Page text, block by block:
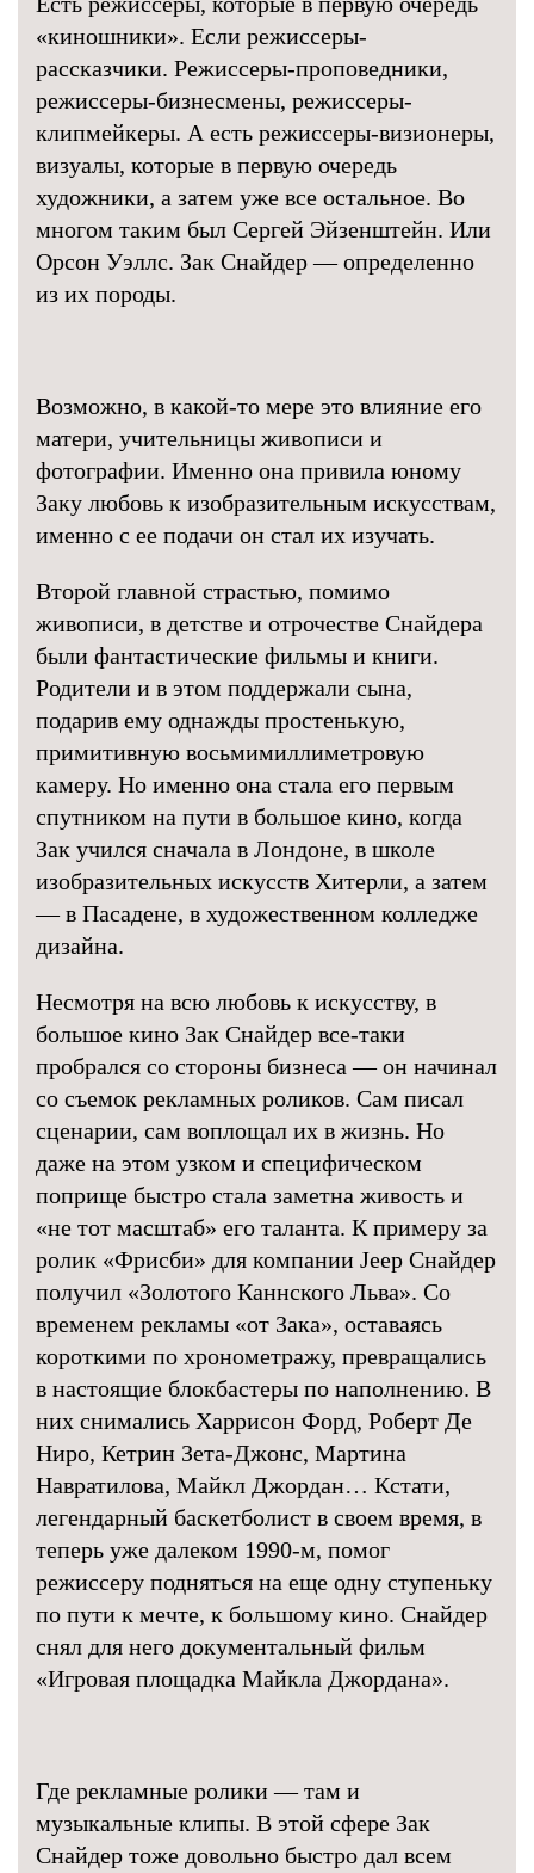
«киношники». Если режиссеры-
рассказчики. Режиссеры-проповедники,
режиссеры-бизнесмены, режиссеры-
клипмейкеры. А есть режиссеры-визионеры,
визуалы, которые в первую очередь
художники, а затем уже все остальное. Во
многом таким был Сергей Эйзенштейн. Или
Орсон Уэллс. Зак Снайдер — определенно
из их породы.
Возможно, в какой-то мере это влияние его
матери, учительницы живописи и
фотографии. Именно она привила юному
Заку любовь к изобразительным искусствам,
именно с ее подачи он стал их изучать.
Второй главной страстью, помимо
живописи, в детстве и отрочестве Снайдера
были фантастические фильмы и книги.
Родители и в этом поддержали сына,
подарив ему однажды простенькую,
примитивную восьмимиллиметровую
камеру. Но именно она стала его первым
спутником на пути в большое кино, когда
Зак учился сначала в Лондоне, в школе
изобразительных искусств Хитерли, а затем
— в Пасадене, в художественном колледже
дизайна.
Несмотря на всю любовь к искусству, в
большое кино Зак Снайдер все-таки
пробрался со стороны бизнеса — он начинал
со съемок рекламных роликов. Сам писал
сценарии, сам воплощал их в жизнь. Но
даже на этом узком и специфическом
поприще быстро стала заметна живость и
«не тот масштаб» его таланта. К примеру за
ролик «Фрисби» для компании Jeep Снайдер
получил «Золотого Каннского Льва». Со
временем рекламы «от Зака», оставаясь
короткими по хронометражу, превращались
в настоящие блокбастеры по наполнению. В
них снимались Харрисон Форд, Роберт Де
Ниро, Кетрин Зета-Джонс, Мартина
Навратилова, Майкл Джордан… Кстати,
легендарный баскетболист в своем время, в
теперь уже далеком 1990-м, помог
режиссеру подняться на еще одну ступеньку
по пути к мечте, к большому кино. Снайдер
снял для него документальный фильм
«Игровая площадка Майкла Джордана».
Где рекламные ролики — там и
музыкальные клипы. В этой сфере Зак
Снайдер тоже довольно быстро дал всем